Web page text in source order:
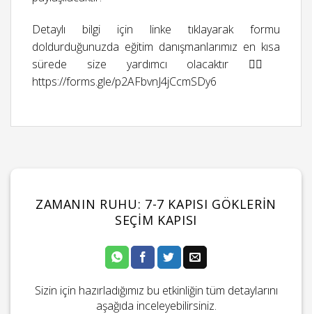
Detaylı bilgi için linke tıklayarak formu
doldurduğunuzda eğitim danışmanlarımız en kısa
sürede size yardımcı olacaktır 👉🏻
https://forms.gle/p2AFbvnJ4jCcmSDy6
ZAMANIN RUHU: 7-7 KAPISI GÖKLERIN
SEÇIM KAPISI
Sizin için hazırladığımız bu etkinliğin tüm detaylarını
aşağıda inceleyebilirsiniz.